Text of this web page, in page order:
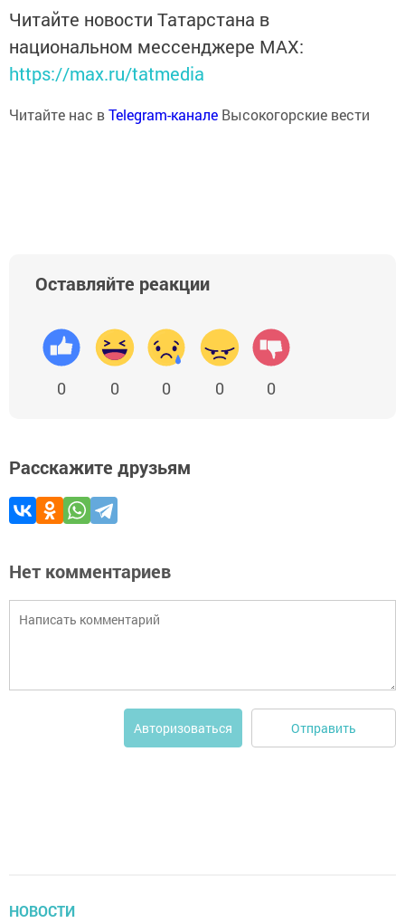
Читайте новости Татарстана в
национальном мессенджере MАХ:
https://max.ru/tatmedia
Читайте нас вTelegram-канале Высокогорские вести
Оставляйте реакции
0 0 0 0 0
Расскажите друзьям
Нет комментариев
Авторизоваться Отправить
НОВОСТИ